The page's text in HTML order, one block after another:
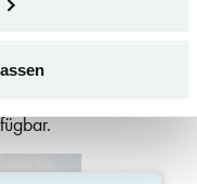
und Anzeigen einfach